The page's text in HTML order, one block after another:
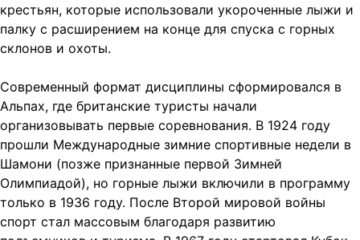
крестьян, которые использовали укороченные лыжи и
палку с расширением на конце для спуска с горных
склонов и охоты.
Современный формат дисциплины сформировался в
Альпах, где британские туристы начали
организовывать первые соревнования. В 1924 году
прошли Международные зимние спортивные недели в
Шамони (позже признанные первой Зимней
Олимпиадой), но горные лыжи включили в программу
только в 1936 году. После Второй мировой войны
спорт стал массовым благодаря развитию